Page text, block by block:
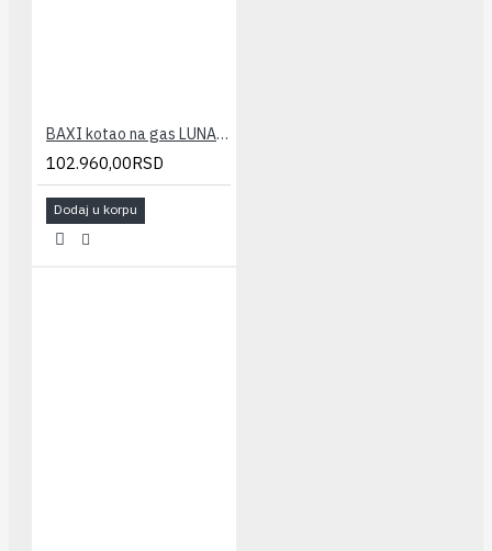
BAXI kotao na gas LUNA 3 240 FI(fasada-kombi)
102.960,00RSD
Dodaj u korpu